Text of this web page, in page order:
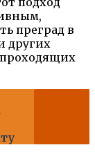
преград в
других